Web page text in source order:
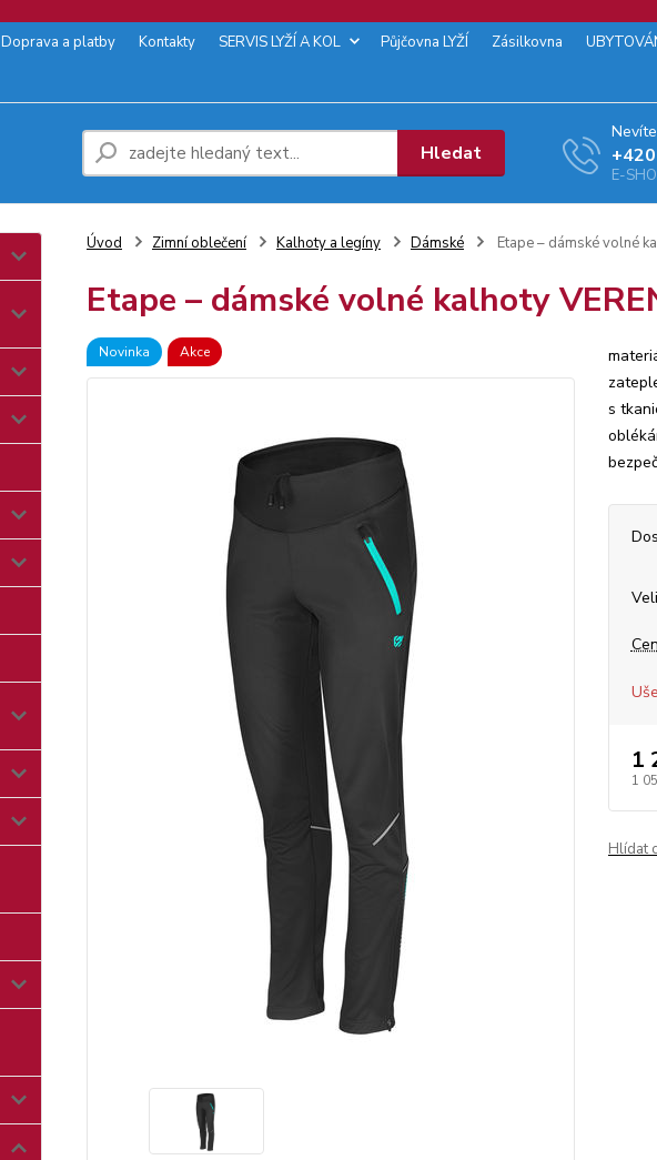
Doprava a platby Kontakty SERVIS LYŽÍ A KOL Půjčovna LYŽÍ Zásilkovna
Hledat
E-
Úvod Zimní oblečení Kalhoty a legíny Dámské Etape – dámské volné
Etape – dámské volné kalhoty
Novinka Akce
s
1
1
Hlídat